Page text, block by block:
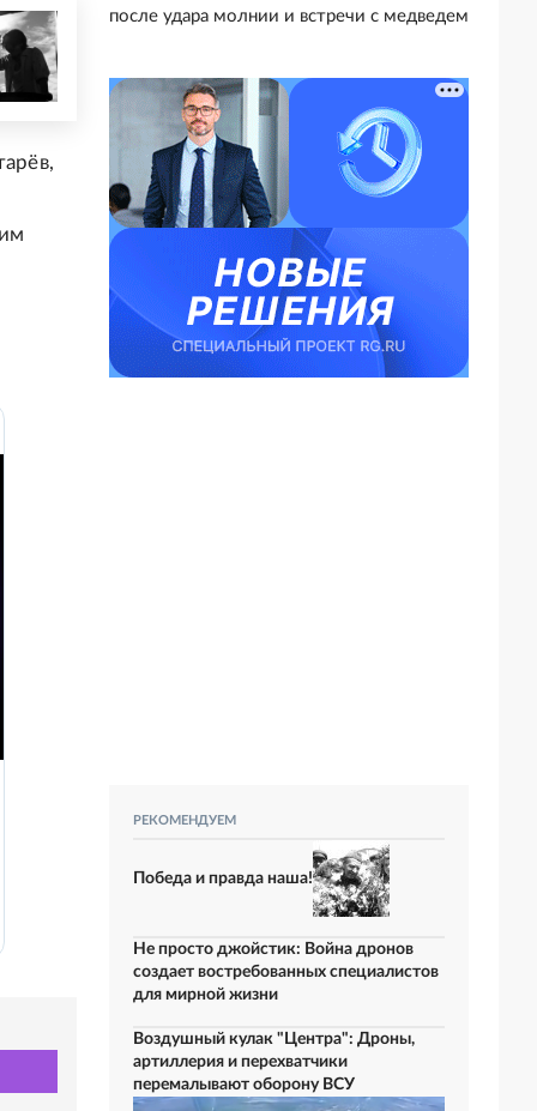
после удара молнии и встречи с медведем
РЕКОМЕНДУЕМ
Победа и правда наша!
Не просто джойстик: Война дронов
создает востребованных специалистов
для мирной жизни
Воздушный кулак "Центра": Дроны,
артиллерия и перехватчики
перемалывают оборону ВСУ